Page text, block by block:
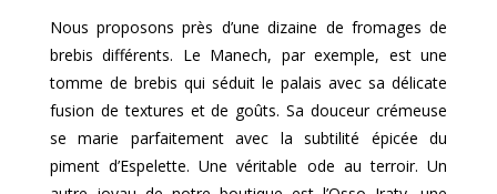
Nous proposons près d’une dizaine de fromages de
brebis différents. Le Manech, par exemple, est une
tomme de brebis qui séduit le palais avec sa délicate
fusion de textures et de goûts. Sa douceur crémeuse
se marie parfaitement avec la subtilité épicée du
piment d’Espelette. Une véritable ode au terroir. Un